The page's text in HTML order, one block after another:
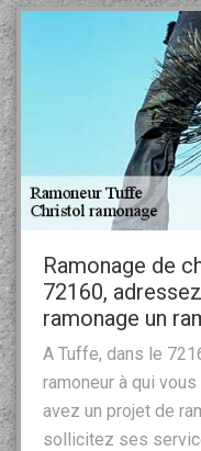
Ramonage de
72160,
ramonage un
A Tuffe, dans le
ramoneur à qui
avez un projet de
sollicitez ses